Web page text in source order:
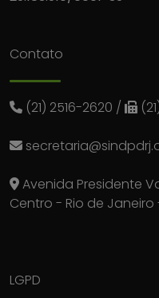
Contato
(21) 2516-2620 /
Avenida Presidente
Centro - Rio de Janeiro
LGPD